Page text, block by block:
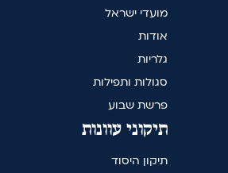
מועדי ישראל
אודות
גלריות
סגולות ותפילות
פרשת שבוע
תיקוני עוונות
תיקון היסוד